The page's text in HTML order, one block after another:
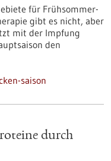
für Frühsommer-
gibt es nicht, aber
mit der Impfung
den
saison
durch